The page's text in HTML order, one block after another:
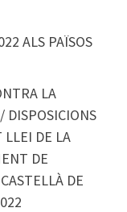
ALS PAÏSOS
LA
DISPOSICIONS
LLEI DE LA
DE
DE